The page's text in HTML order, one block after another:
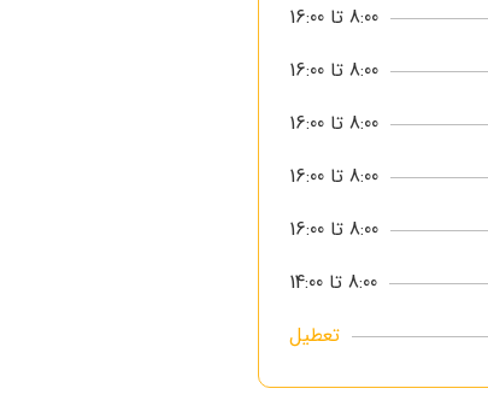
8:00 تا 16:00
8:00 تا 16:00
8:00 تا 16:00
8:00 تا 16:00
8:00 تا 16:00
8:00 تا 14:00
تعطیل